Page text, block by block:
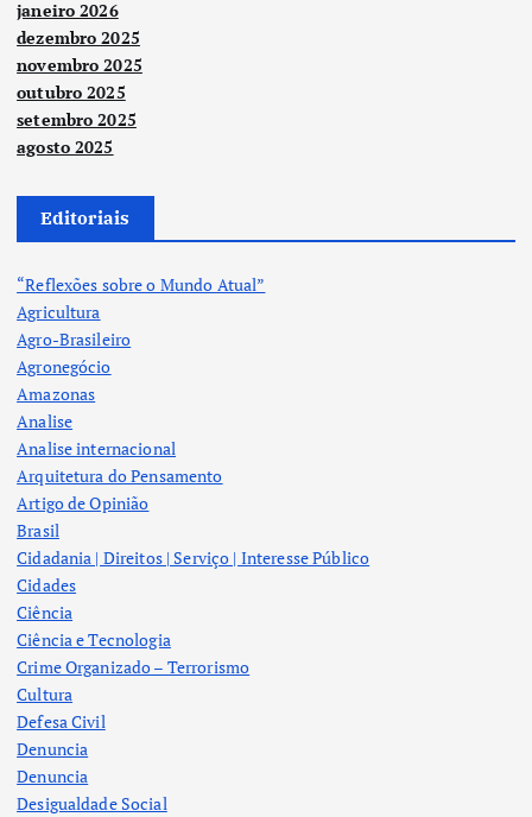
janeiro 2026
dezembro 2025
novembro 2025
outubro 2025
setembro 2025
agosto 2025
Editoriais
“Reflexões sobre o Mundo Atual”
Agricultura
Agro-Brasileiro
Agronegócio
Amazonas
Analise
Analise internacional
Arquitetura do Pensamento
Artigo de Opinião
Brasil
Cidadania | Direitos | Serviço | Interesse Público
Cidades
Ciência
Ciência e Tecnologia
Crime Organizado – Terrorismo
Cultura
Defesa Civil
Denuncia
Denuncia
Desigualdade Social